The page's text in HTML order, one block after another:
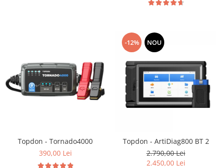
Topdon - Tornado4000
390,00 Lei
-12% NOU
Topdon - ArtiDiag800 BT 2
2.790,00 Lei
2.450,00 Lei